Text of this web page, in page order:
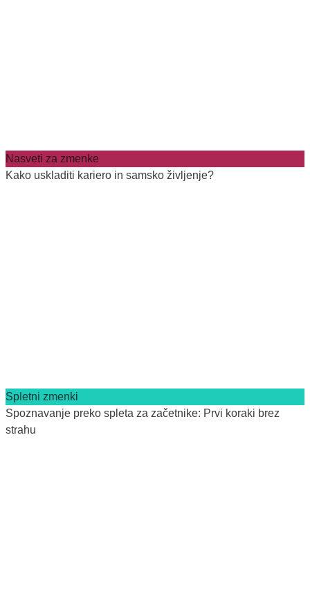
Nasveti za zmenke
Kako uskladiti kariero in samsko življenje?
Spletni zmenki
Spoznavanje preko spleta za začetnike: Prvi koraki brez
strahu